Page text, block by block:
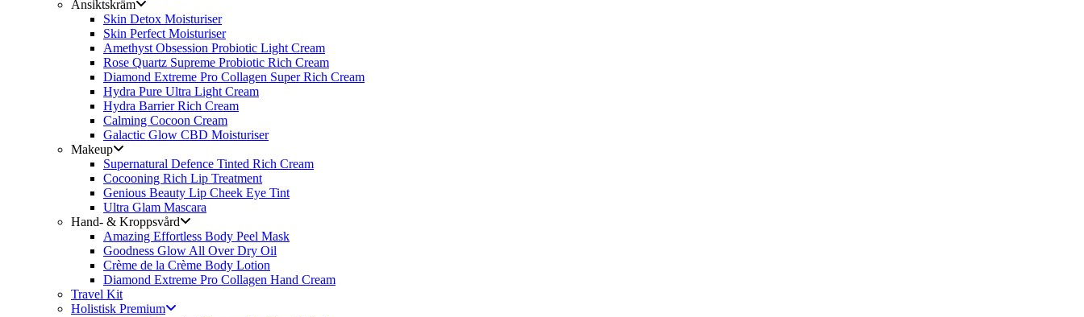
Ansiktskräm
Skin Detox Moisturiser
Skin Perfect Moisturiser
Amethyst Obsession Probiotic Light Cream
Rose Quartz Supreme Probiotic Rich Cream
Diamond Extreme Pro Collagen Super Rich Cream
Hydra Pure Ultra Light Cream
Hydra Barrier Rich Cream
Calming Cocoon Cream
Galactic Glow CBD Moisturiser
Makeup
Supernatural Defence Tinted Rich Cream
Cocooning Rich Lip Treatment
Genious Beauty Lip Cheek Eye Tint
Ultra Glam Mascara
Hand- & Kroppsvård
Amazing Effortless Body Peel Mask
Goodness Glow All Over Dry Oil
Crème de la Crème Body Lotion
Diamond Extreme Pro Collagen Hand Cream
Travel Kit
Holistisk Premium